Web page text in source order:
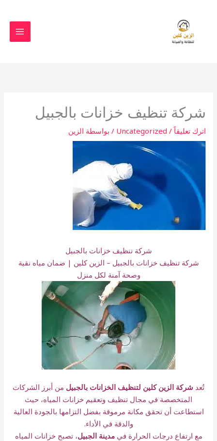
شركة تنظيف خزانات بالجبيل
اترك تعليقاً /
Uncategorized / بواسطة الزين
شركة تنظيف خزانات بالجبيل
شركة تنظيف خزانات بالجبيل – الزين كلين | ضمان مياه نقية
وصحة آمنة لكل منزل
تُعد شركة الزين كلين لتنظيف الخزانات بالجبيل من أبرز الشركات
المتخصصة في مجال تنظيف وتعقيم خزانات المياه، حيث
استطاعت أن تحقق مكانة مرموقة بفضل التزامها بالجودة العالية
والدقة في الأداء.
مع ارتفاع درجات الحرارة فيمدينة الجبيل، تصبح خزانات المياه